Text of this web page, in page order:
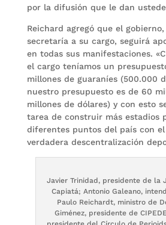
por la difusión que le dan
Reichard agregó que el
secretaría a su cargo, seguirá
en todas sus manifestaciones.
el cargo teníamos un
millones de guaraníes (500.000
nuestro presupuesto es de 60
millones de dólares) y con esto
tarea de construir más estadios
diferentes puntos del país con
verdadera descentralización
Javier Trinidad, presidente de la
Capiatá; Antonio Galeano,
Paulo Reichardt, ministro de
Giménez, presidente de